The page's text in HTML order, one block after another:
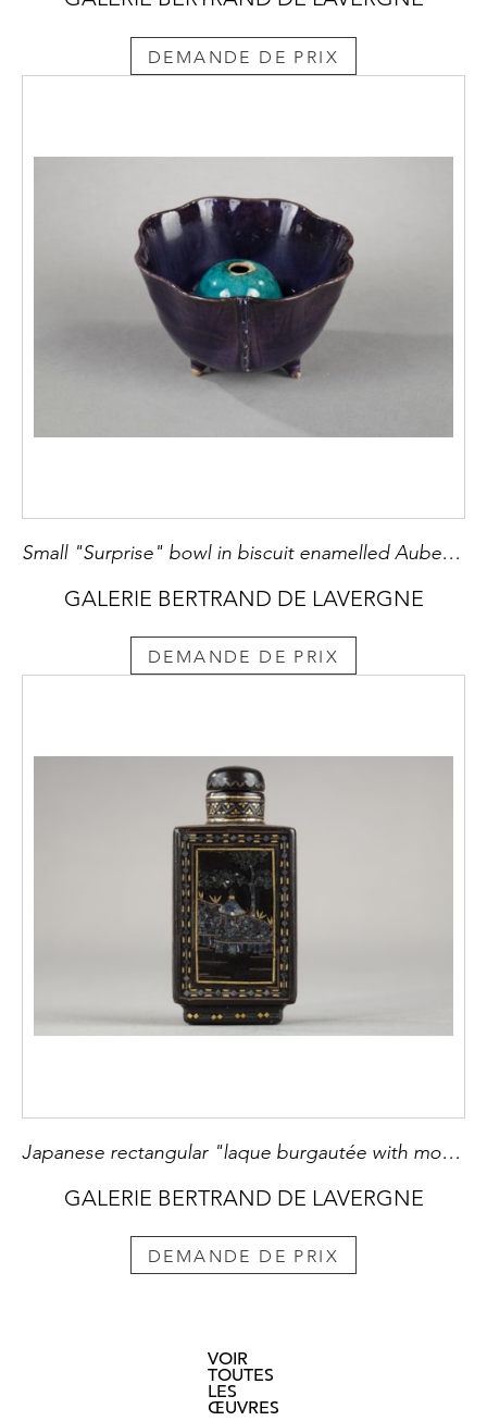
DEMANDE DE PRIX
Small "Surprise" bowl in biscuit enamelled Aubergine and turquoise
GALERIE BERTRAND DE LAVERGNE
DEMANDE DE PRIX
Japanese rectangular "laque burgautée with mother of pearls, gold and silver foils indescent seashells Ryukyu islands 19 th century H 5,1cm
GALERIE BERTRAND DE LAVERGNE
DEMANDE DE PRIX
VOIR
TOUTES
LES
ŒUVRES